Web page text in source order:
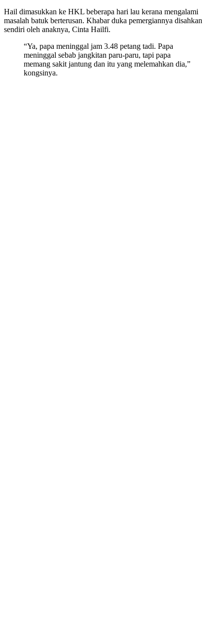
Hail dimasukkan ke HKL beberapa hari lau kerana mengalami
masalah batuk berterusan. Khabar duka pemergiannya disahkan
sendiri oleh anaknya, Cinta Hailfi.
“Ya, papa meninggal jam 3.48 petang tadi. Papa
meninggal sebab jangkitan paru-paru, tapi papa
memang sakit jantung dan itu yang melemahkan dia,”
kongsinya.